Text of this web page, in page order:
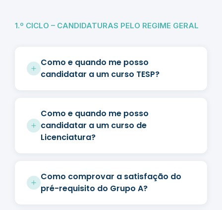
1.º CICLO – CANDIDATURAS PELO REGIME GERAL
Como e quando me posso
candidatar a um curso TESP?
Como e quando me posso
candidatar a um curso de
Licenciatura?
Como comprovar a satisfação do
pré-requisito do Grupo A?